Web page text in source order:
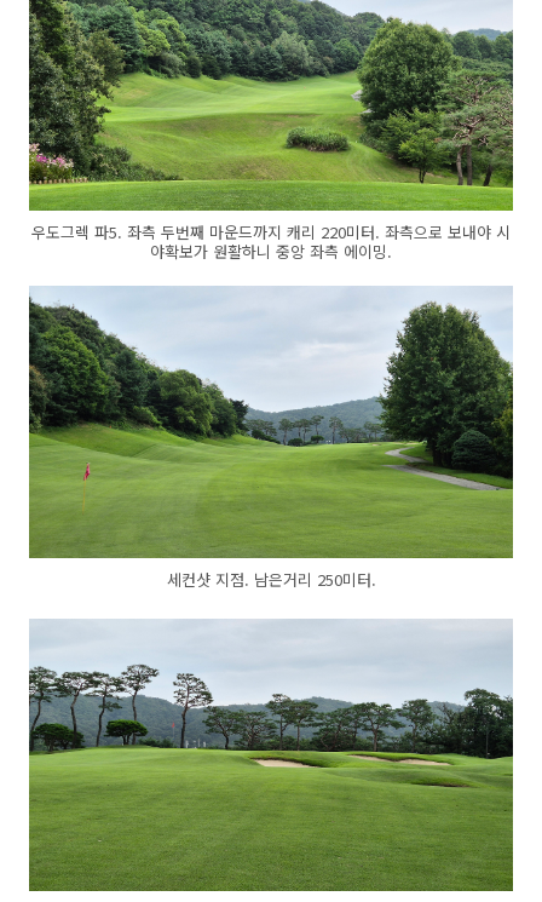
우도그렉 파5. 좌측 두번째 마운드까지 캐리 220미터. 좌측으로 보내야 시
야확보가 원활하니 중앙 좌측 에이밍.
세컨샷 지점. 남은거리 250미터.